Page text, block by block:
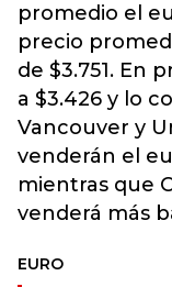
promedio el
precio
de $3.751. En
a $3.426 y lo
Vancouver y
venderán el
mientras que
venderá más